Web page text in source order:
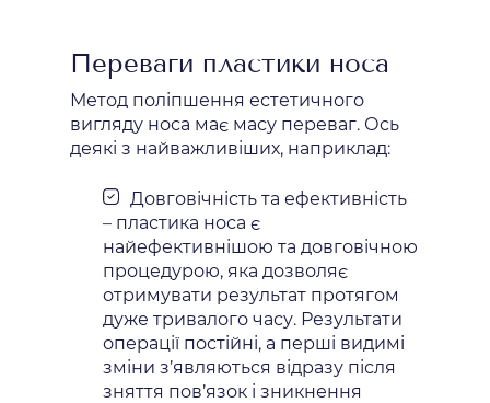
Переваги пластики носа
Метод поліпшення естетичного
вигляду носа має масу переваг. Ось
деякі з найважливіших, наприклад:
Довговічність та ефективність
– пластика носа є
найефективнішою та довговічною
процедурою, яка дозволяє
отримувати результат протягом
дуже тривалого часу. Результати
операції постійні, а перші видимі
зміни з’являються відразу після
зняття пов’язок і зникнення